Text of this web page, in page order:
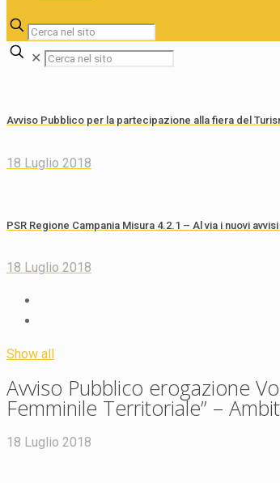
✕
Avviso Pubblico per la partecipazione alla fiera del
18 Luglio 2018
PSR Regione Campania Misura 4.2.1 – Al via i nuovi
18 Luglio 2018
Show all
Avviso Pubblico erogazione
Femminile Territoriale” –
18 Luglio 2018